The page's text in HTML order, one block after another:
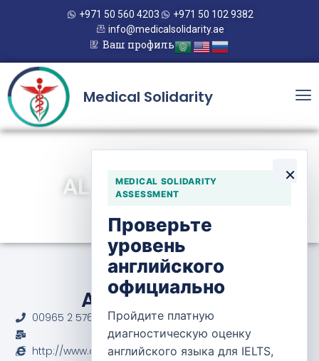
+971 50 560 4203
+971 50 102 9382
info@medicalsolidarity.ae
Ваш профиль
Medical Solidarity
×
MEDICAL SOLIDARITY
ASSESSMENT
Проверьте
уровень
английского
официально
Пройдите платную
диагностическую оценку
английского языка для IELTS,
AL SEEF HOSPITAL
Al Seef Hospital
00965 2 576 4000
http://www.alseef-hospital.com